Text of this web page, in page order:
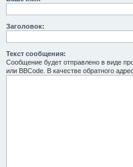
Заголовок:
Текст сообщения:
Сообщение будет отправлено в виде
или BBCode. В качестве обратного